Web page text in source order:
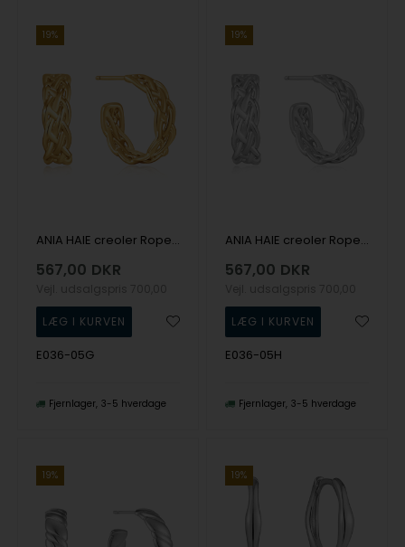
19%
ANIA HAIE creoler Ropes & Dreams E036-05G
567,00 DKR
E036-05G
Fjernlager 3-5 hverdage
19%
ANIA HAIE creoler Ropes & Dreams E036-05H
567,00 DKR
E036-05H
Fjernlager 3-5 hverdage
19% 19%